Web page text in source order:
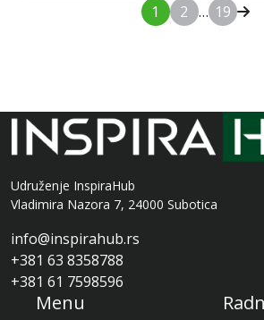
1 2 … 19
Udruženje InspiraHub
Vladimira Nazora 7, 24000 Subotica
info@inspirahub.rs
+381 63 8358788
+381 61 7598596
Menu